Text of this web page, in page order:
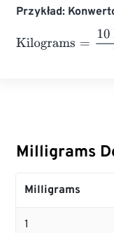
Przykład:
Kilograms
10
Milligrams
Milligrams
1